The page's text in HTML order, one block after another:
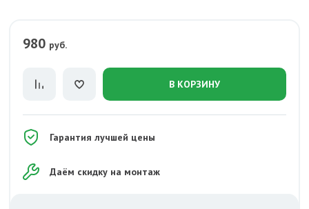
980 руб.
В КОРЗИНУ
Гарантия лучшей цены
Даём скидку на монтаж